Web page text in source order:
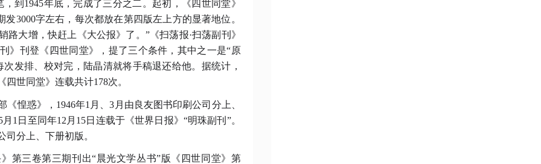
到1945年底，完成了三分之二。起初，《四世同堂》
3000字左右，每次都放在第四版左上方的显著地位。
大增，快赶上《大公报》了。”《扫荡报·扫荡副刊》
》刊登《四世同堂》，提了三个条件，其中之一是“原
发排、校对完，陆晶清就将手稿退还给他。据统计，
四世同堂》连载共计178次。
《惶惑》， 1946年1月、3月由良友图书印刷公司分上、
1日至同年12月15日连载于《世界日报》“明珠副刊”。
司分上、下册初版。
第三卷第三期刊出“晨光文学丛书”版《四世同堂》第